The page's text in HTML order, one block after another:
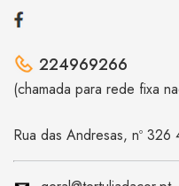
224969266
(chamada para rede fixa
Rua das Andresas, nº